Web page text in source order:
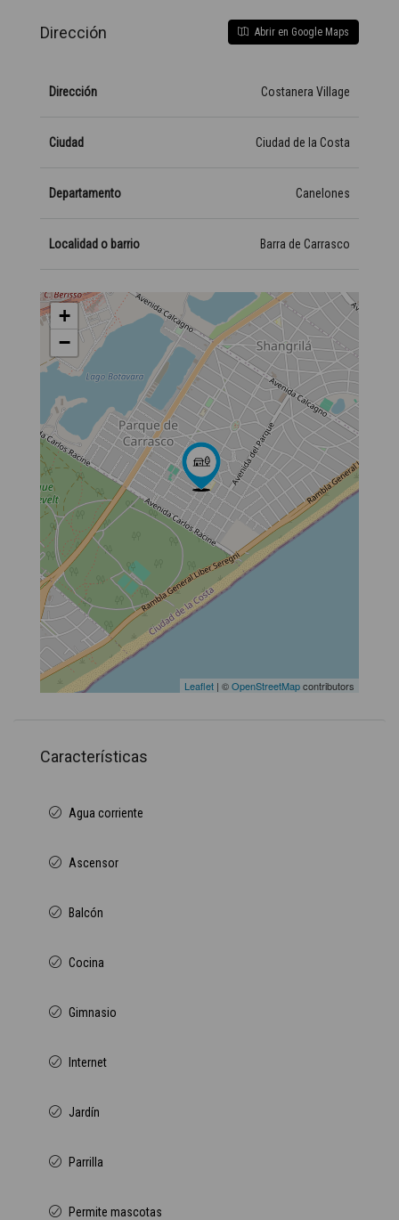
Dirección Abrir en Google Maps
Dirección Costanera Village
Ciudad Ciudad de la Costa
Departamento Canelones
Localidad o barrio Barra de Carrasco
+
−
Leaflet | ©OpenStreetMapcontributors
Características
Agua corriente
Ascensor
Balcón
Cocina
Gimnasio
Internet
Jardín
Parrilla
Permite mascotas